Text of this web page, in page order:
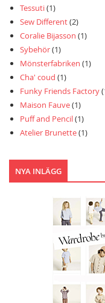
Tessuti(1)
Sew Different(2)
Coralie Bijasson (1)
Sybehör(1)
Mönsterfabriken (1)
Cha' coud (1)
Funky Friends Factory
Maison Fauve(1)
Puff and Pencil(1)
Atelier Brunette(1)
NYA INLÄGG